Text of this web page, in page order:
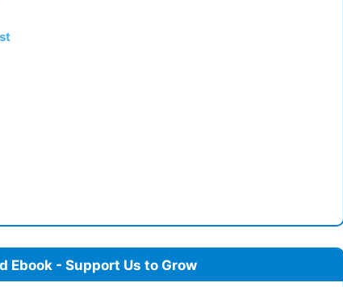
Ebook - Support Us to Grow